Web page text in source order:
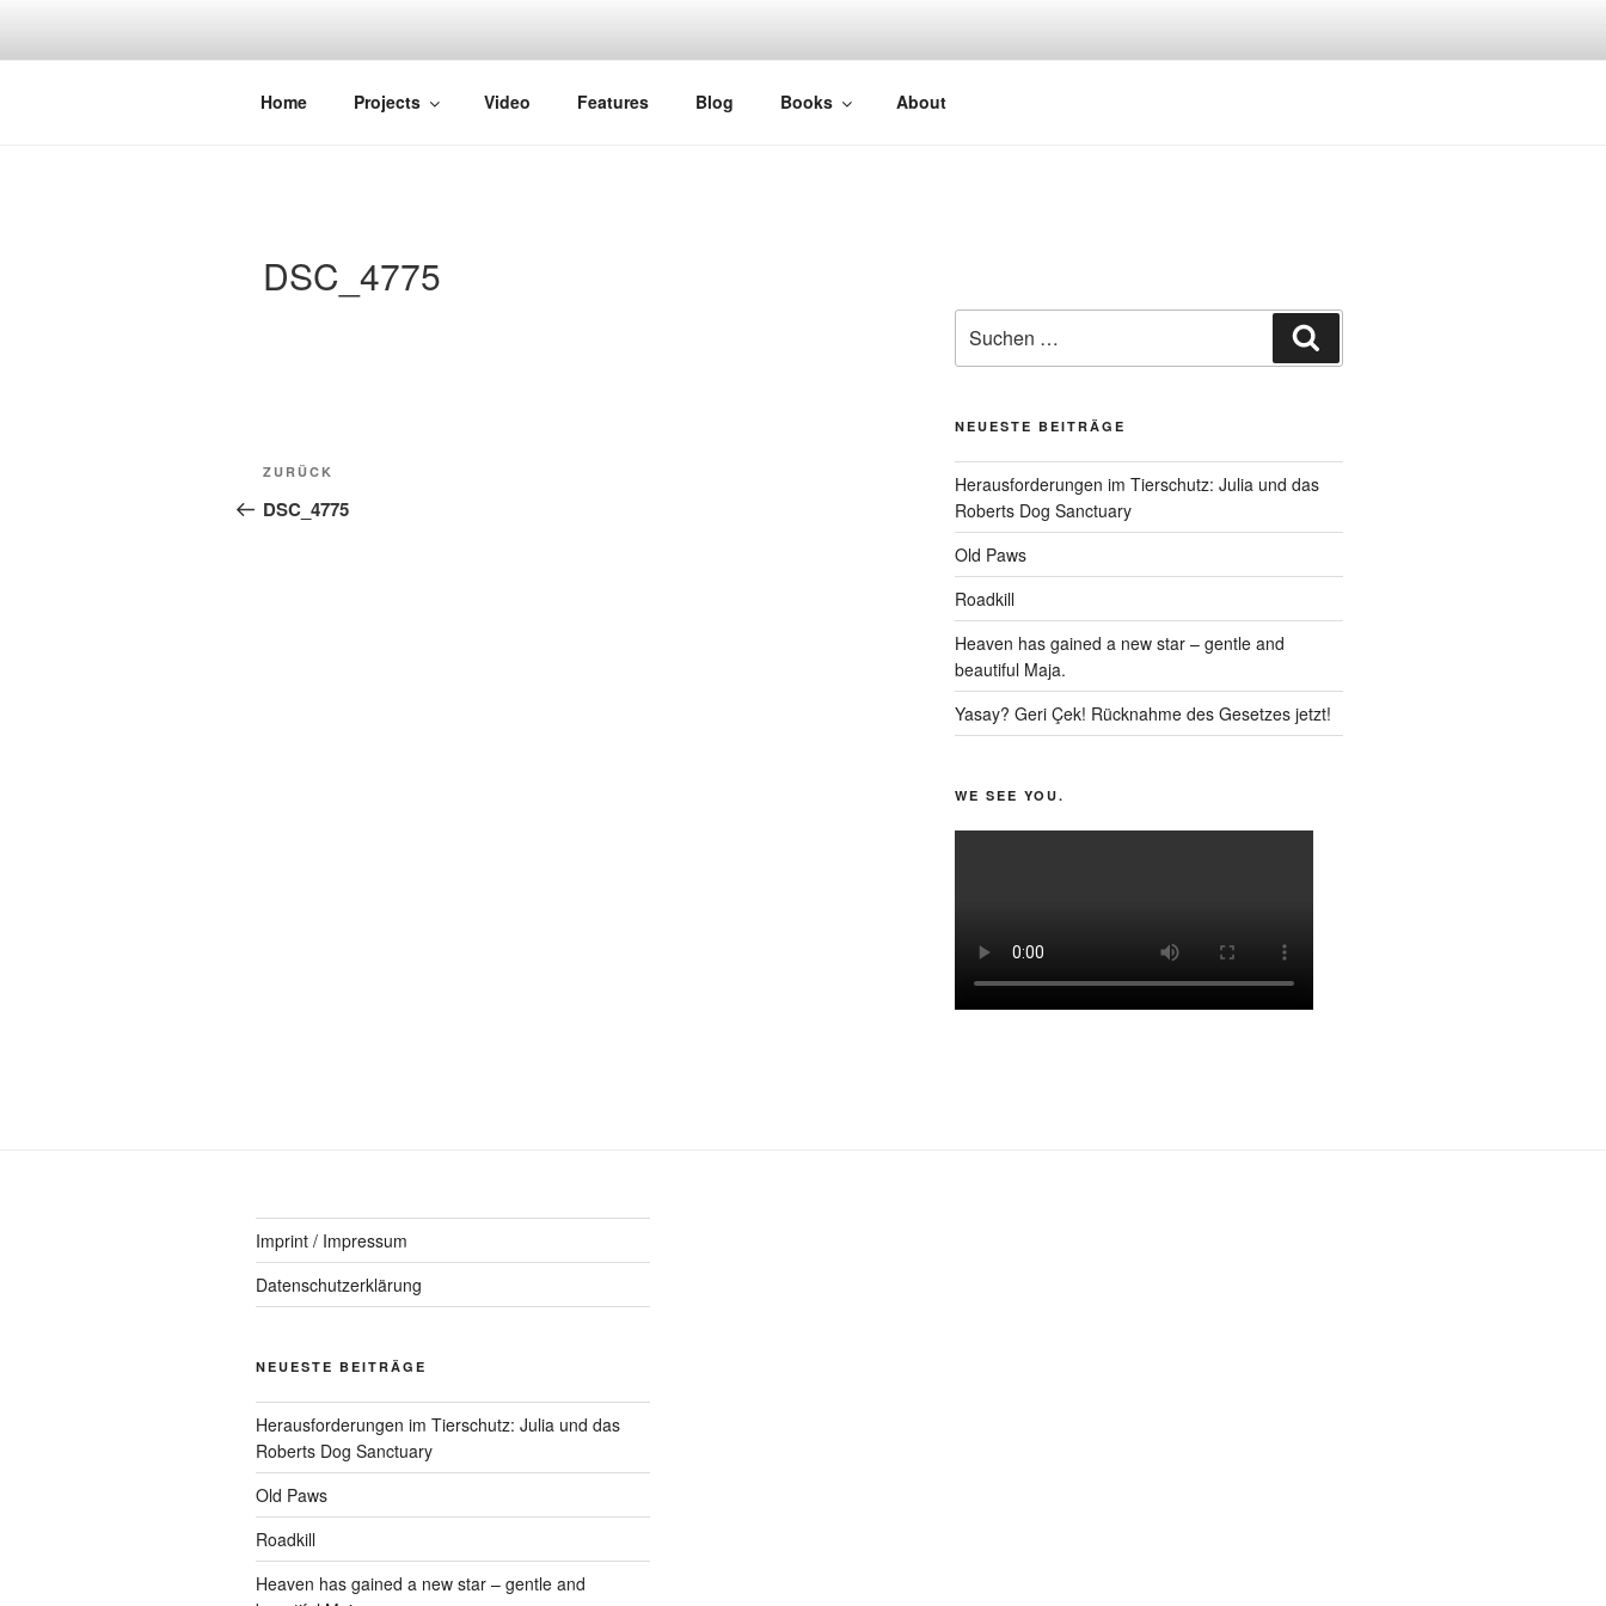
STRAYDOK
Home Projects Video Features Blog Books About
DSC_4775
Beitragsnavigation
Vorheriger
Beitrag
ZURÜCK
DSC_4775
nach:
NEUESTE BEITRÄGE
Herausforderungen im Tierschutz: Julia und das
Roberts Dog Sanctuary
Old Paws
Roadkill
Heaven has gained a new star – gentle and
beautiful Maja.
Yasay? Geri Çek! Rücknahme des Gesetzes jetzt!
WE SEE YOU.
Imprint / Impressum
Datenschutzerklärung
NEUESTE BEITRÄGE
Herausforderungen im Tierschutz: Julia und das
Roberts Dog Sanctuary
Old Paws
Roadkill
Heaven has gained a new star – gentle and